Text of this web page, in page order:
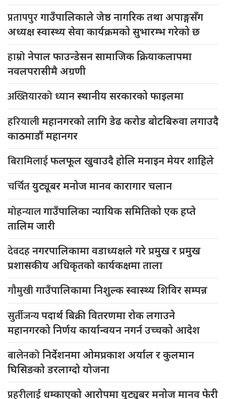
प्रतापपुरगाउँपालिकाले जेष्ठ नागरिक तथा अपाङ्गसँग
अध्यक्ष स्वास्थ्य सेवा कार्यक्रमको सुभारम्भ गरेको छ
हाम्रोनेपाल फाउन्डेसन सामाजिक क्रियाकलापमा
नवलपरासीमै अग्रणी
अख्तियारको ध्यान स्थानीय सरकारको फाइलमा
हरियालीमहानगरको लागि डेढ करोड बोटबिरुवा लगाउदै
काठमाडौं महानगर
बिरामिलाईफलफूल खुवाउदै होलि मनाइन मेयर शाहिले
चर्चितयुट्यूबर मनोज मानव कारागार चलान
मोहन्यालगाउँपालिका न्यायिक समितिको एक हप्ते
तालिम जारी
देवदहनगरपालिकामा वडाध्यक्षले गरे प्रमुख र प्रमुख
प्रशासकीय अधिकृतको कार्यकक्षमा ताला
गौमुखीगाउँपालिकामा निशुल्क स्वास्थ्य शिविर सम्पन्न
सुर्तीजन्यपदार्थ बिक्री वितरणमा रोक लगाउने
महानगरको निर्णय कार्यान्वयन नगर्न उच्चको आदेश
बालेनकोनिर्देशनमा ओमप्रकाश अर्याल र कुलमान
घिसिङको डरलाग्दो योजना
प्रहरीलाई धम्काएको आरोपमा युट्युबर मनोज मानव फेरी